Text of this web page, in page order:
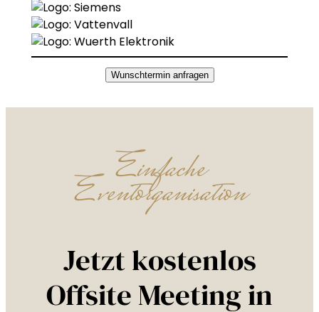
Wunschtermin anfragen
Einfache
Eventorganisation
Jetzt kostenlos
Offsite Meeting in